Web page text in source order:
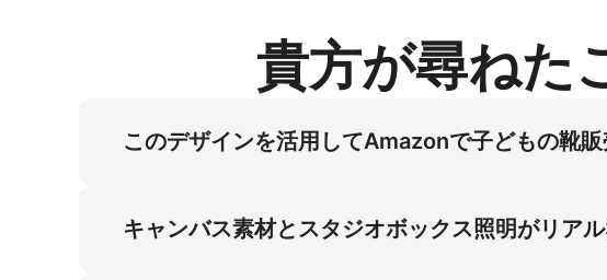
貴方が尋ねた
このデザインを活用してAmazonで子どもの靴
頼を構築し、保護者向けの高い販売数へ直接つながり、返品
キャンバス素材とスタジオボックス照明がリア